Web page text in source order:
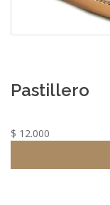
Pastillero
$ 12.000